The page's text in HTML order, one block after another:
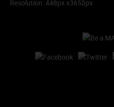
Resolution: 448px x3650px